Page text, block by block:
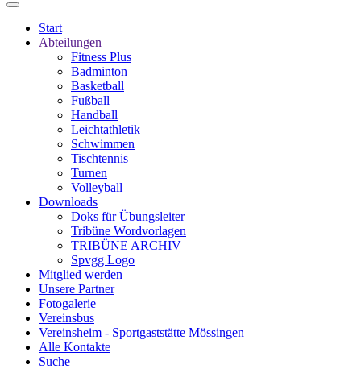
Start
Abteilungen
Fitness Plus
Badminton
Basketball
Fußball
Handball
Leichtathletik
Schwimmen
Tischtennis
Turnen
Volleyball
Downloads
Doks für Übungsleiter
Tribüne Wordvorlagen
TRIBÜNE ARCHIV
Spvgg Logo
Mitglied werden
Unsere Partner
Fotogalerie
Vereinsbus
Vereinsheim - Sportgaststätte Mössingen
Alle Kontakte
Suche